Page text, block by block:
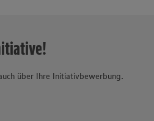
über Ihre Initiativbewerbung.